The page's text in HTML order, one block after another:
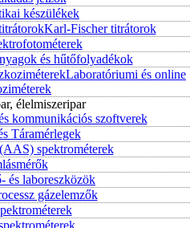
készülékek
Karl-Fischer titrátorok
és hűtőfolyadékok
Laboratóriumi és online
élelmiszeripar
kommunikációs szoftverek
Táramérlegek
spektrométerek
és laboreszközök
gázelemzők